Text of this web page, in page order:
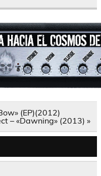
(EP)(2012)
– «Dawning» (2013) »